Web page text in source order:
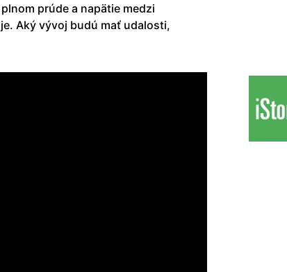
prúde a napätie medzi
Aký vývoj budú mať udalosti,